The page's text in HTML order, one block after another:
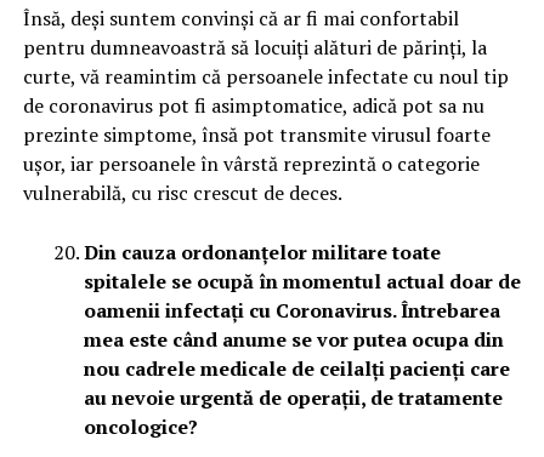
Însă, deși suntem convinși că ar fi mai confortabil
pentru dumneavoastră să locuiți alături de părinți, la
curte, vă reamintim că persoanele infectate cu noul tip
de coronavirus pot fi asimptomatice, adică pot sa nu
prezinte simptome, însă pot transmite virusul foarte
ușor, iar persoanele în vârstă reprezintă o categorie
vulnerabilă, cu risc crescut de deces.
Din cauza ordonanțelor militare toate
spitalele se ocupă în momentul actual doar de
oamenii infectați cu Coronavirus. Întrebarea
mea este când anume se vor putea ocupa din
nou cadrele medicale de ceilalți pacienți care
au nevoie urgentă de operații, de tratamente
oncologice?